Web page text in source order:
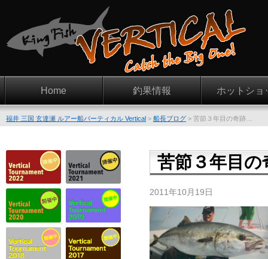
Home 釣果情報 ホットショ
福井 三国 玄達瀬 ルアー船バーティカル Vertical > 船長ブログ > 苦節３年目の奇跡…
苦節３年目
2011年10月19日